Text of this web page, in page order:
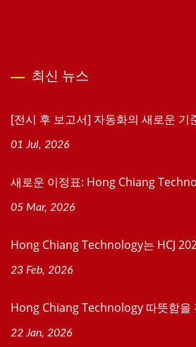
최신 뉴스
[전시 후 보고서] 자동화의 새로운 기
01 Jul, 2026
새로운 이정표: Hong Chiang
05 Mar, 2026
Hong Chiang Technology는 HCJ
23 Feb, 2026
Hong Chiang Technology 따뜻함을
22 Jan, 2026